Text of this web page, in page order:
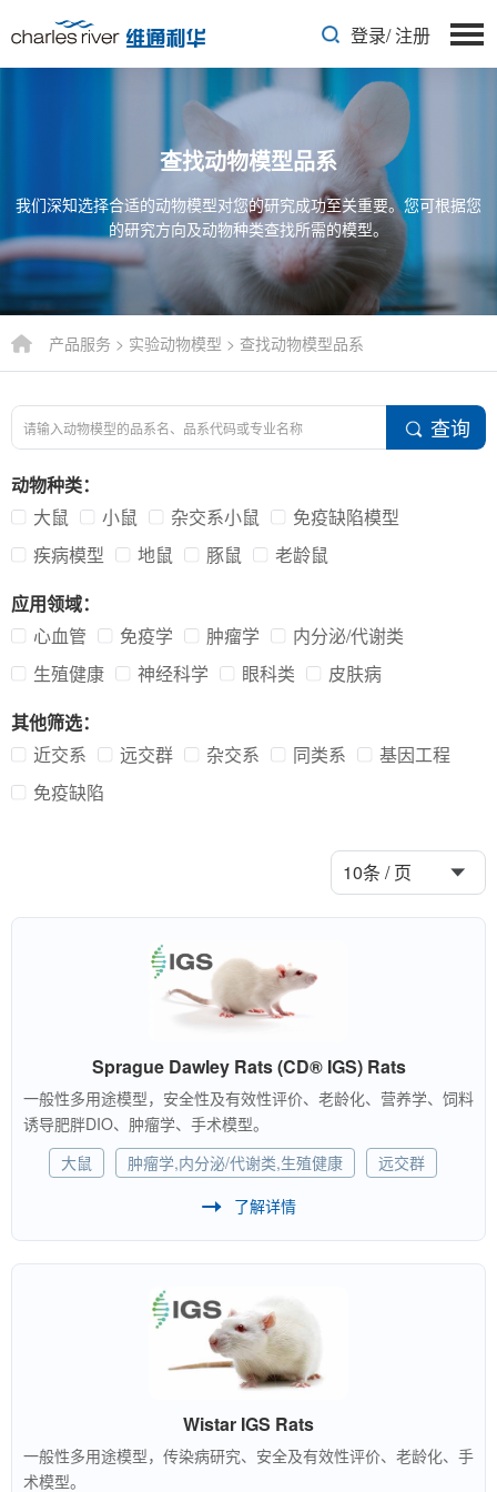
登录/注册
查找动物模型品系
我们深知选择合适的动物模型对您的研究成功至关重要。您可根据您
的研究方向及动物种类查找所需的模型。
产品服务 > 实验动物模型 > 查找动物模型品系
查询
动物种类：
大鼠
小鼠 杂交系小鼠
免疫缺陷模型
疾病模型
地鼠 豚鼠
老龄鼠
应用领域：
心血管
免疫学 肿瘤学
内分泌/代谢类
生殖健康
神经科学 眼科类
皮肤病
其他筛选：
近交系
远交群 杂交系 同类系
基因工程
免疫缺陷
10条 / 页
Sprague Dawley Rats (CD® IGS) Rats
一般性多用途模型，安全性及有效性评价、老龄化、营养学、饲料
诱导肥胖DIO、肿瘤学、手术模型。
大鼠
肿瘤学,内分泌/代谢类,生殖健康
远交群
了解详情
Wistar IGS Rats
一般性多用途模型，传染病研究、安全及有效性评价、老龄化、手
术模型。